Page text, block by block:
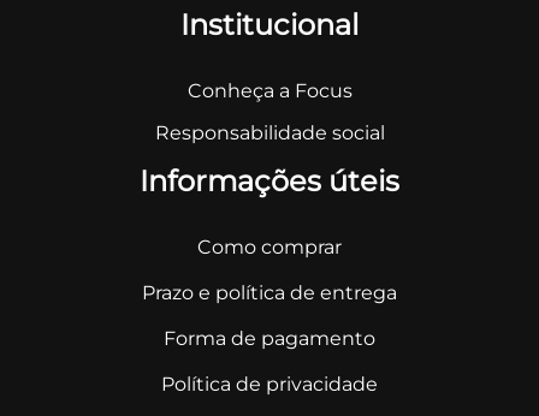
Institucional
Conheça a Focus
Responsabilidade social
Informações úteis
Como comprar
Prazo e política de entrega
Forma de pagamento
Política de privacidade